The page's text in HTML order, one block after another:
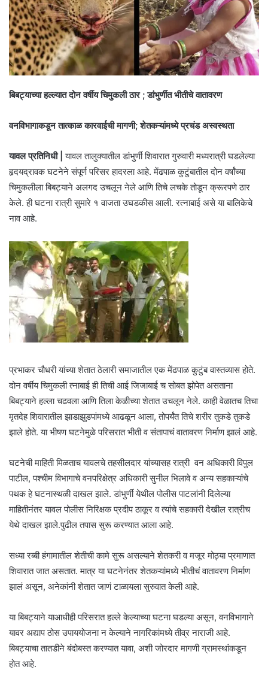
बिबट्याच्या हल्ल्यात दोन वर्षीय चिमुकली ठार ; डांभुर्णीत भीतीचे वातावरण
वनविभागाकडून तात्काळ कारवाईची मागणी; शेतकऱ्यांमध्ये प्रचंड अस्वस्थता
यावल प्रतिनिधी | यावल तालुक्यातील डांभुर्णी शिवारात गुरुवारी मध्यरात्री घडलेल्या
हृदयद्रावक घटनेने संपूर्ण परिसर हादरला आहे. मेंढपाळ कुटुंबातील दोन वर्षांच्या
चिमुकलीला बिबट्याने अलगद उचलून नेले आणि तिचे लचके तोडून क्रूरपणे ठार
केले. ही घटना रात्री सुमारे १ वाजता उघडकीस आली. रत्‍नाबाई असे या बालिकेचे
नाव आहे.
प्रभाकर चौधरी यांच्या शेतात ठेलारी समाजातील एक मेंढपाळ कुटुंब वास्तव्यास होते.
दोन वर्षीय चिमुकली त्‍नाबाई ही तिची आई जिजाबाई च सोबत झोपेत असताना
बिबट्याने हल्ला चढवला आणि तिला केळीच्या शेतात उचलून नेले. काही वेळातच तिचा
मृतदेह शिवारातील झाडाझुडपांमध्ये आढळून आला, तोपर्यंत तिचे शरीर तुकडे तुकडे
झाले होते. या भीषण घटनेमुळे परिसरात भीती व संतापाचं वातावरण निर्माण झालं आहे.
घटनेची माहिती मिळताच यावलचे तहसीलदार यांच्यासह रात्री वन अधिकारी विपुल
पाटील, पश्चीम विभागाचे वनपरिक्षेत्र अधिकारी सुनील भिलावे व अन्य सहकाऱ्यांचे
पथक हे घटनास्थळी दाखल झाले. डांभुर्णी येथील पोलीस पाटलांनी दिलेल्या
माहितीनंतर यावल पोलीस निरिक्षक प्रदीप ठाकूर व त्यांचे सहकारी देखील रात्रीच
येथे दाखल झाले.पुढील तपास सुरू करण्यात आला आहे.
सध्या रब्बी हंगामातील शेतीची कामे सुरू असल्याने शेतकरी व मजूर मोठ्या प्रमाणात
शिवारात जात असतात. मात्र या घटनेनंतर शेतकऱ्यांमध्ये भीतीचं वातावरण निर्माण
झालं असून, अनेकांनी शेतात जाणं टाळायला सुरुवात केली आहे.
या बिबट्याने याआधीही परिसरात हल्ले केल्याच्या घटना घडल्या असून, वनविभागाने
यावर अद्याप ठोस उपाययोजना न केल्याने नागरिकांमध्ये तीव्र नाराजी आहे.
बिबट्याचा तातडीने बंदोबस्त करण्यात यावा, अशी जोरदार मागणी ग्रामस्थांकडून
होत आहे.